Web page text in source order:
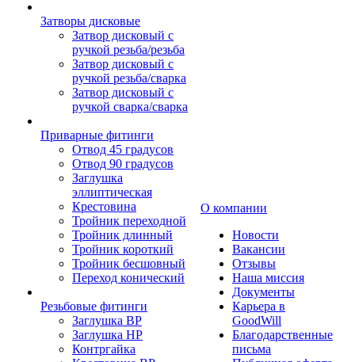
Затворы дисковые
Затвор дисковый с
ручкой резьба/резьба
Затвор дисковый с
ручкой резьба/сварка
Затвор дисковый с
ручкой сварка/сварка
Приварные фитинги
Отвод 45 градусов
Отвод 90 градусов
Заглушка
эллиптическая
Крестовина
Тройник переходной
Тройник длинный
Тройник короткий
Тройник бесшовный
Переход конический
Резьбовые фитинги
Заглушка ВР
Заглушка НР
Контргайка
О компании
Новости
Вакансии
Отзывы
Наша миссия
Документы
Карьера в
GoodWill
Благодарственные
письма